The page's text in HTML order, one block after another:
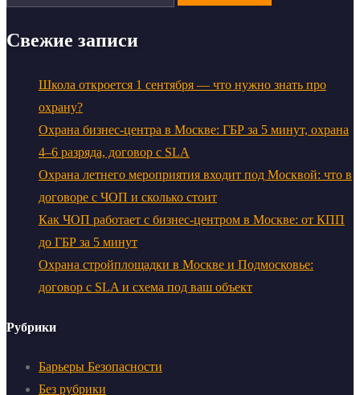
Свежие записи
Школа откроется 1 сентября — что нужно знать про
охрану?
Охрана бизнес-центра в Москве: ГБР за 5 минут, охрана
4–6 разряда, договор с SLA
Охрана летнего мероприятия входит под Москвой: что в
договоре с ЧОП и сколько стоит
Как ЧОП работает с бизнес-центром в Москве: от КПП
до ГБР за 5 минут
Охрана стройплощадки в Москве и Подмосковье:
договор с SLA и схема под ваш объект
Рубрики
Барьеры Безопасности
Без рубрики